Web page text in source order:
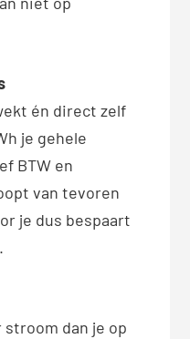
én direct zelf
je gehele
BTW en
van tevoren
je dus bespaart
dan je op